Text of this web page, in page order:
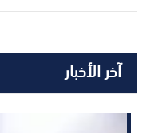
آخر الأخبار